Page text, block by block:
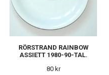
RÖRSTRAND RAINBOW
ASSIETT 1980-90-TAL.
80 kr